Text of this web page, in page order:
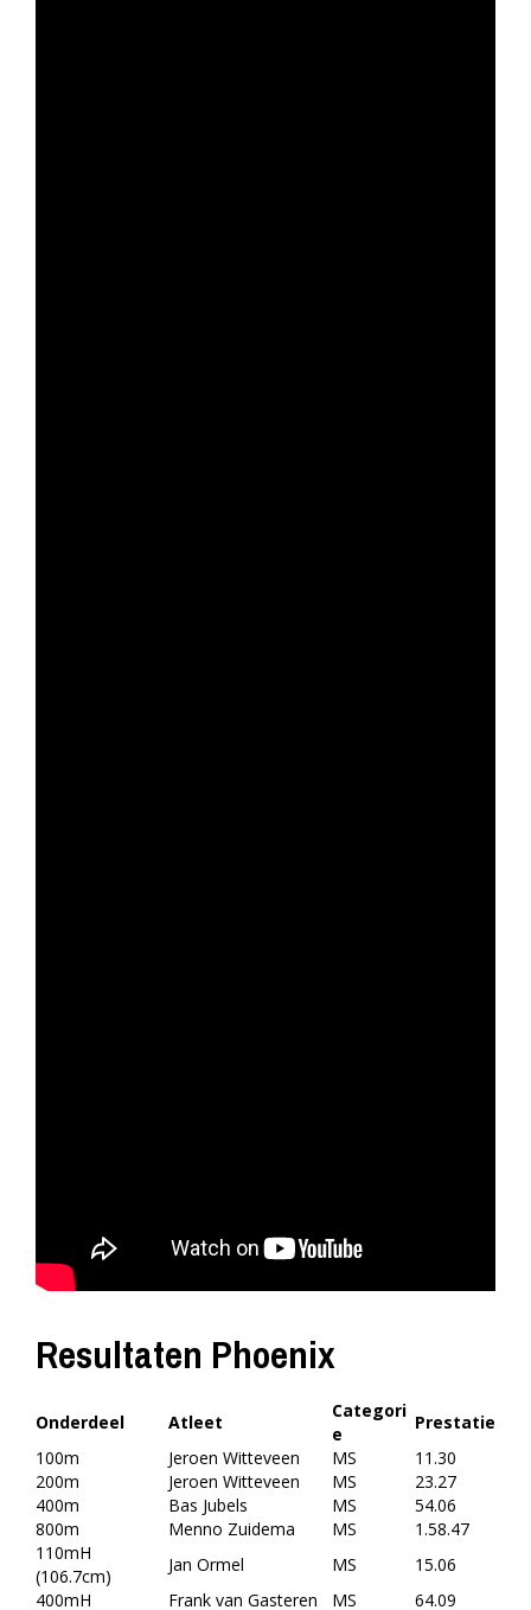
Resultaten Phoenix
Onderdeel Atleet
Categori
e
Prestatie
100m
Jeroen Witteveen MS
11.30
200m
Jeroen Witteveen MS
23.27
400m
Bas Jubels MS
54.06
800m
Menno Zuidema MS
1.58.47
110mH
(106.7cm)
Jan Ormel MS
15.06
400mH
Frank van Gasteren MS 64.09